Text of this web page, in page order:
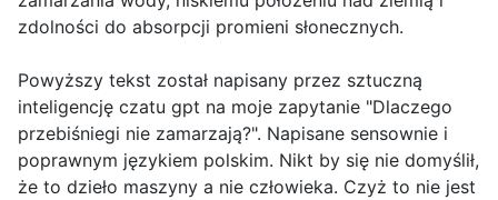
zdolności do absorpcji promieni słonecznych.
Powyższy tekst został napisany przez sztuczną
inteligencję czatu gpt na moje zapytanie "Dlaczego
przebiśniegi nie zamarzają?". Napisane sensownie i
poprawnym językiem polskim. Nikt by się nie domyślił,
że to dzieło maszyny a nie człowieka. Czyż to nie jest